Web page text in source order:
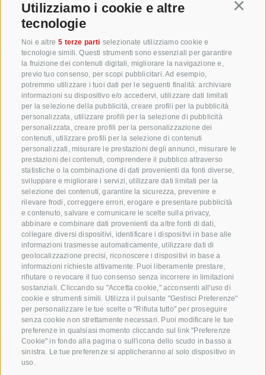
Utilizziamo i cookie e altre
tecnologie
Noi e altre 5 terze parti selezionate utilizziamo cookie e
tecnologie simili. Questi strumenti sono essenziali per garantire
la fruizione dei contenuti digitali, migliorare la navigazione e,
previo tuo consenso, per scopi pubblicitari. Ad esempio,
potremmo utilizzare i tuoi dati per le seguenti finalità: archiviare
informazioni su dispositivo e/o accedervi, utilizzare dati limitati
per la selezione della pubblicità, creare profili per la pubblicità
personalizzata, utilizzare profili per la selezione di pubblicità
personalizzata, creare profili per la personalizzazione dei
contenuti, utilizzare profili per la selezione di contenuti
personalizzati, misurare le prestazioni degli annunci, misurare le
prestazioni dei contenuti, comprendere il pubblico attraverso
statistiche o la combinazione di dati provenienti da fonti diverse,
sviluppare e migliorare i servizi, utilizzare dati limitati per la
selezione dei contenuti, garantire la sicurezza, prevenire e
rilevare frodi, correggere errori, erogare e presentare pubblicità
e contenuto, salvare e comunicare le scelte sulla privacy,
abbinare e combinare dati provenienti da altre fonti di dati,
collegare diversi dispositivi, identificare i dispositivi in base alle
informazioni trasmesse automaticamente, utilizzare dati di
geolocalizzazione precisi, riconoscere i dispositivi in base a
informazioni richieste attivamente. Puoi liberamente prestare,
rifiutare o revocare il tuo consenso senza incorrere in limitazioni
sostanziali. Cliccando su "Accetta cookie," acconsenti all'uso di
cookie e strumenti simili. Utilizza il pulsante "Gestisci Preferenze"
per personalizzare le tue scelte o "Rifiuta tutto" per proseguire
senza cookie non strettamente necessari. Puoi modificare le tue
preferenze in qualsiasi momento cliccando sul link "Preferenze
Cookie" in fondo alla pagina o sull'icona dello scudo in basso a
sinistra. Le tue preferenze si applicheranno al solo dispositivo in
uso.
+39 0471 256 700
info@biosuedtirol.com
VOG Consorzio delle Cooperative Ortofrutticole
dell'Alto Adige Soc. Agricola Coop.
Via Jakobi 1A, 39018 Terlano, Alto Adige, Italia
www.vog.it
Domande e risposte
Le nostre varietá di mele
Ricette di mele